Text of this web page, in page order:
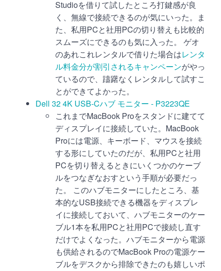
Studioを借りて試したところ打鍵感が良
く、無線で接続できるのが気にいった。ま
た、私用PCと社用PCの切り替えも比較的
スムーズにできるのも気に入った。 ゲオ
のあれこれレンタルで借りた場合はレンタ
ル料金分が割引されるキャンペーンがやっ
ているので、躊躇なくレンタルして試すこ
とができてよかった。
Dell 32 4K USB-Cハブ モニター - P3223QE
これまでMacBook Proをスタンドに建てて
ディスプレイに接続していた。MacBook
Proには電源、キーボード、マウスを接続
する形にしていたのだが、私用PCと社用
PCを切り替えるときにいくつかのケーブ
ルをつなぎなおすという手順が必要だっ
た。 このハブモニターにしたところ、基
本的なUSB接続できる機器をディスプレ
イに接続しておいて、ハブモニターのケー
ブル1本を私用PCと社用PCで接続し直す
だけでよくなった。ハブモニターから電源
も供給されるのでMacBook Proの電源ケー
ブルをデスクから排除できたのも嬉しいポ